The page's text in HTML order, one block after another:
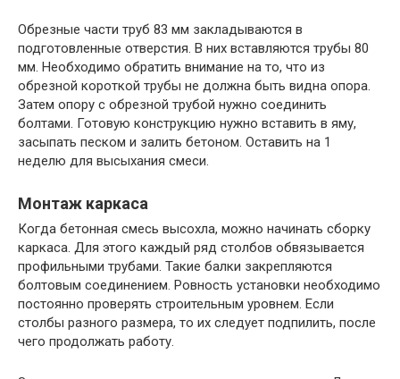
Обрезные части труб 83 мм закладываются в
подготовленные отверстия. В них вставляются трубы 80
мм. Необходимо обратить внимание на то, что из
обрезной короткой трубы не должна быть видна опора.
Затем опору с обрезной трубой нужно соединить
болтами. Готовую конструкцию нужно вставить в яму,
засыпать песком и залить бетоном. Оставить на 1
неделю для высыхания смеси.
Монтаж каркаса
Когда бетонная смесь высохла, можно начинать сборку
каркаса. Для этого каждый ряд столбов обвязывается
профильными трубами. Такие балки закрепляются
болтовым соединением. Ровность установки необходимо
постоянно проверять строительным уровнем. Если
столбы разного размера, то их следует подпилить, после
чего продолжать работу.